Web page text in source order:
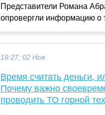
Представители Романа
опровергли информацию о
19:27, 02 Ноя
Время считать деньги,
Почему важно
проводить ТО горной